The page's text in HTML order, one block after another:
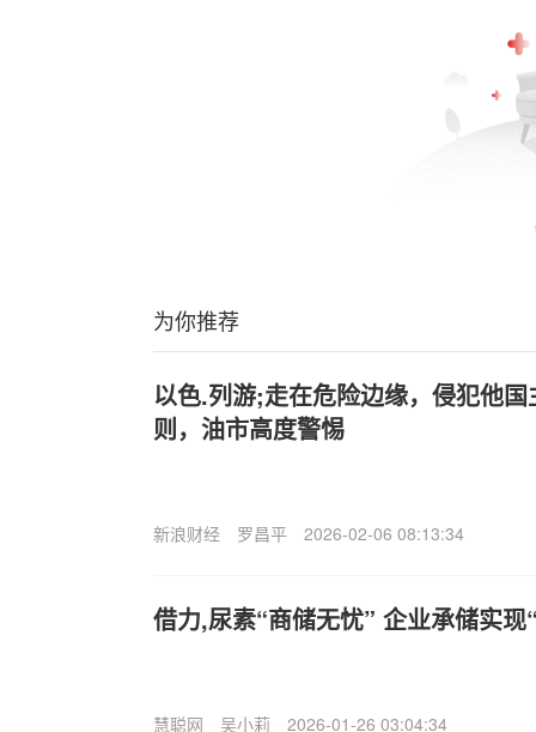
为你推荐
以色.列游;走在危险边缘，侵犯他
则，油市高度警惕
新浪财经 罗昌平 2026-02-06 08:13:34
借力,尿素“商储无忧” 企业承储实现
慧聪网 吴小莉 2026-01-26 03:04:34